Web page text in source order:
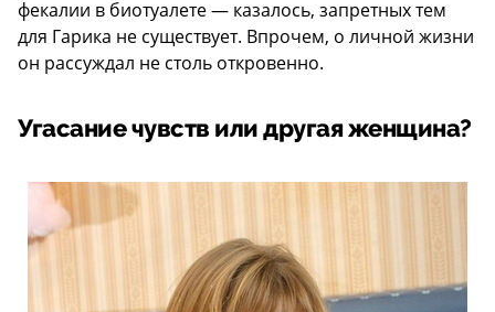
фекалии в биотуалете — казалось, запретных тем
для Гарика не существует. Впрочем, о личной жизни
он рассуждал не столь откровенно.
Угасание чувств или другая женщина?